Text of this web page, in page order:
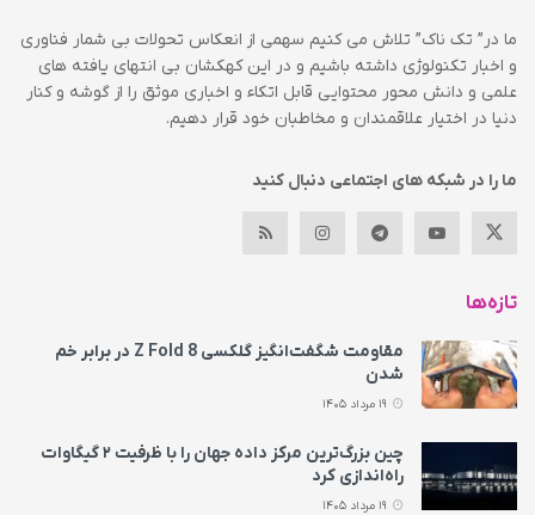
ما در” تک ناک” تلاش می کنیم سهمی از انعکاس تحولات بی شمار فناوری
و اخبار تکنولوژی داشته باشیم و در این کهکشان بی انتهای یافته های
علمی و دانش محور محتوایی قابل اتکاء و اخباری موثق را از گوشه و کنار
دنیا در اختیار علاقمندان و مخاطبان خود قرار دهیم.
ما را در شبکه های اجتماعی دنبال کنید
تازه‌ها
مقاومت شگفت‌انگیز گلکسی Z Fold 8 در برابر خم
شدن
19 مرداد 1405
چین بزرگ‌ترین مرکز داده جهان را با ظرفیت ۲ گیگاوات
راه‌اندازی کرد
19 مرداد 1405